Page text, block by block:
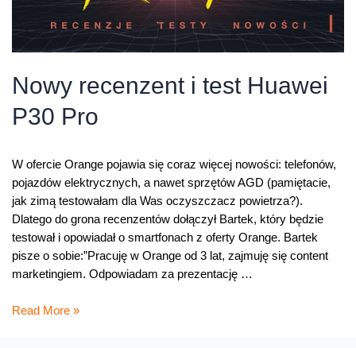
Nowy recenzent i test Huawei
P30 Pro
W ofercie Orange pojawia się coraz więcej nowości: telefonów,
pojazdów elektrycznych, a nawet sprzętów AGD (pamiętacie,
jak zimą testowałam dla Was oczyszczacz powietrza?).
Dlatego do grona recenzentów dołączył Bartek, który będzie
testował i opowiadał o smartfonach z oferty Orange. Bartek
pisze o sobie:”Pracuję w Orange od 3 lat, zajmuję się content
marketingiem. Odpowiadam za prezentację …
Nowy
Read More »